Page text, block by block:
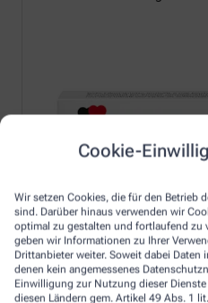
Cookie-
Wir setzen Cookies, die für den Betrieb
sind. Darüber hinaus verwenden wir
optimal zu gestalten und fortlaufend zu
geben wir Informationen zu Ihrer
Drittanbieter weiter. Soweit dabei Daten
denen kein angemessenes
Einwilligung zur Nutzung dieser
diesen Ländern gem. Artikel 49 Abs. 1